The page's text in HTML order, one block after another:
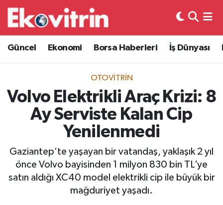
Güncel Ekonomi Borsa Haberleri İş Dünyası
OTOVITRIN
Volvo Elektrikli Araç Krizi: 8
Ay Serviste Kalan Cip
Yenilenmedi
Gaziantep’te yaşayan bir vatandaş, yaklaşık 2 yıl
önce Volvo bayisinden 1 milyon 830 bin TL’ye
satın aldığı XC40 model elektrikli cip ile büyük bir
mağduriyet yaşadı.
Güncel
Ekonomi
Borsa Haberleri
İş Dünyası
Otovitrin
Hava Durumu
Trafik Durumu
Süper Lig Puan Durumu ve Fikstür
Tüm Manşetler
Son Dakika Haberleri
Haber Arşivi